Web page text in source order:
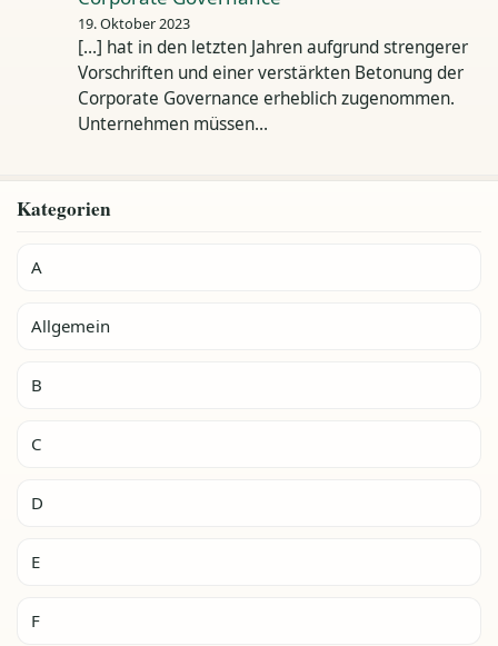
19. Oktober 2023
[…] hat in den letzten Jahren aufgrund strengerer
Vorschriften und einer verstärkten Betonung der
Corporate Governance erheblich zugenommen.
Unternehmen müssen…
Kategorien
A
Allgemein
B
C
D
E
F